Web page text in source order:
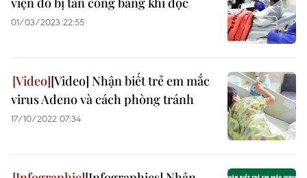
01/03/2023 22:55
[Video] Nhận biết trẻ em mắc
virus Adeno và cách phòng tránh
17/10/2022 07:34